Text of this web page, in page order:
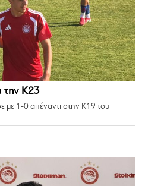
την Κ23
με 1-0 απέναντι στην Κ19 του